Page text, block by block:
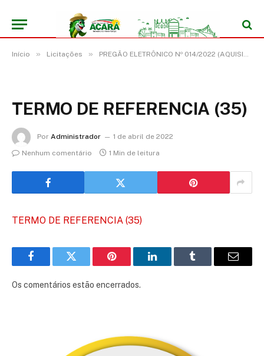
Início » Licitações » PREGÃO ELETRÔNICO Nº 014/2022 (AQUISIÇÃO DE VEÍCULO FURGÃO ORIGINAL DE FÁBRICA OKM, ADAPTADO PARA AMBULÂNCIA SIMPLES REMOÇÃO)
TERMO DE REFERENCIA (35)
Por Administrador
1 de abril de 2022
Nenhum comentário
1 Min de leitura
TERMO DE REFERENCIA (35)
FacebookTwitter Pinterest LinkedInTumblr
E-
Os comentários estão encerrados.